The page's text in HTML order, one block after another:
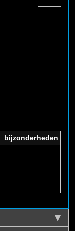
bijzonderheden